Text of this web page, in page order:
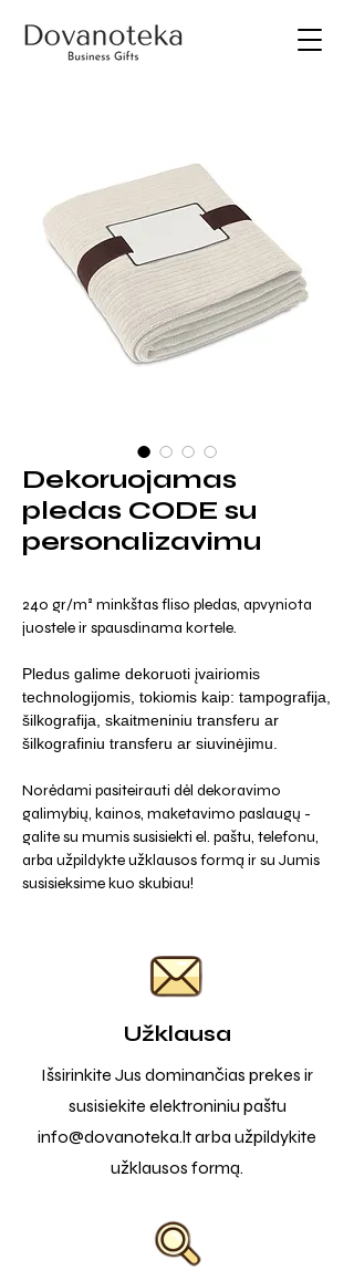
Dekoruojamas
pledas CODE su
personalizavimu
240 gr/m² minkštas fliso pledas, apvyniota
juostele ir spausdinama kortele.
Pledus galime dekoruoti įvairiomis
technologijomis, tokiomis kaip: tampografija,
šilkografija, skaitmeniniu transferu ar
šilkografiniu transferu ar siuvinėjimu.
Norėdami pasiteirauti dėl dekoravimo
galimybių, kainos, maketavimo paslaugų -
galite su mumis susisiekti el. paštu, telefonu,
arba užpildykte užklausos formą ir su Jumis
susisieksime kuo skubiau!
Užklausa
Išsirinkite Jus dominančias prekes ir
susisiekite elektroniniu paštu
info@dovanoteka.ltarba užpildykite
užklausos formą.